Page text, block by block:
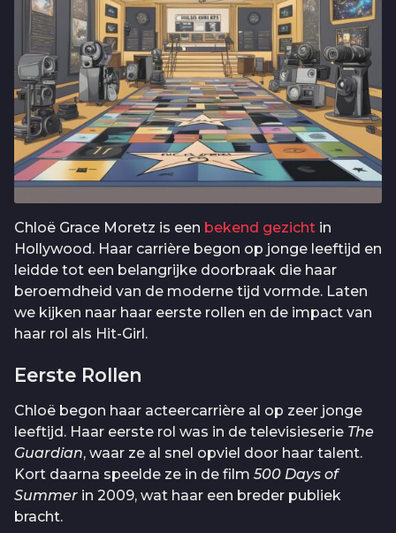
Chloë Grace Moretz is een bekend gezicht in
Hollywood. Haar carrière begon op jonge leeftijd en
leidde tot een belangrijke doorbraak die haar
beroemdheid van de moderne tijd vormde. Laten
we kijken naar haar eerste rollen en de impact van
haar rol als Hit-Girl.
Eerste Rollen
Chloë begon haar acteercarrière al op zeer jonge
leeftijd. Haar eerste rol was in de televisieserie The
Guardian, waar ze al snel opviel door haar talent.
Kort daarna speelde ze in de film 500 Days of
Summer in 2009, wat haar een breder publiek
bracht.